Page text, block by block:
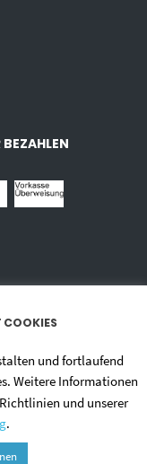
BEZAHLEN
COOKIES
und fortlaufend
Weitere Informationen
und unserer
.